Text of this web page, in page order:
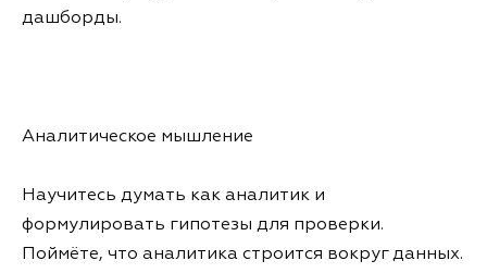
дашборды.
Аналитическое мышление
Научитесь думать как аналитик и
формулировать гипотезы для проверки.
Поймёте, что аналитика строится вокруг данных.